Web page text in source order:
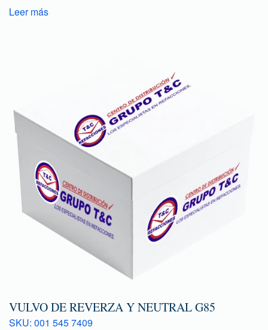
Leer más
VULVO DE REVERZA Y NEUTRAL G85
SKU: 001 545 7409